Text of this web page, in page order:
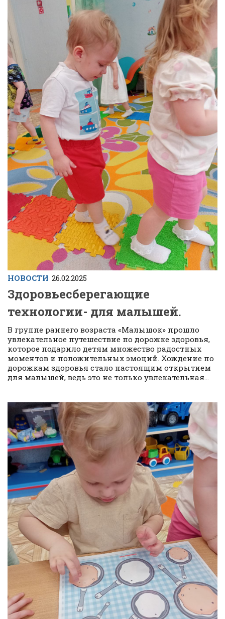
НОВОСТИ 26.02.2025
Здоровьесберегающие
технологии- для малышей.
В группе раннего возраста «Малышок» прошло
увлекательное путешествие по дорожке здоровья,
которое подарило детям множество радостных
моментов и положительных эмоций. Хождение по
дорожкам здоровья стало настоящим открытием
для малышей, ведь это не только увлекательная...